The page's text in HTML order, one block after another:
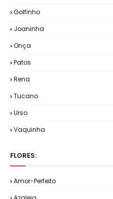
Golfinho
Joaninha
Onça
Patos
Rena
Tucano
Urso
Vaquinha
FLORES:
Amor-Perfeito